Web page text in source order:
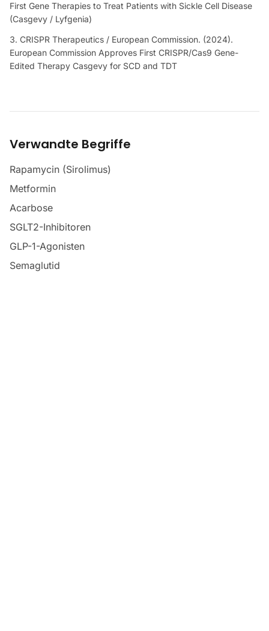
First Gene Therapies to Treat Patients with Sickle Cell Disease
(Casgevy / Lyfgenia)
CRISPR Therapeutics / European Commission. (2024).
European Commission Approves First CRISPR/Cas9 Gene-
Edited Therapy Casgevy for SCD and TDT
Verwandte Begriffe
Rapamycin (Sirolimus)
Metformin
Acarbose
SGLT2-Inhibitoren
GLP-1-Agonisten
Semaglutid